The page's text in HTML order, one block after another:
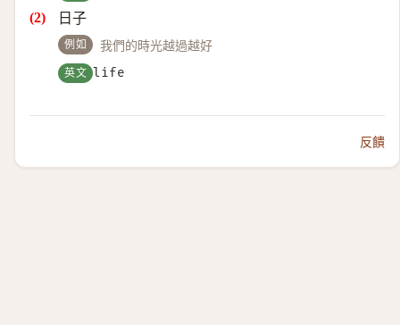
日子
例如 我們的時光越過越好
英文 life
反饋